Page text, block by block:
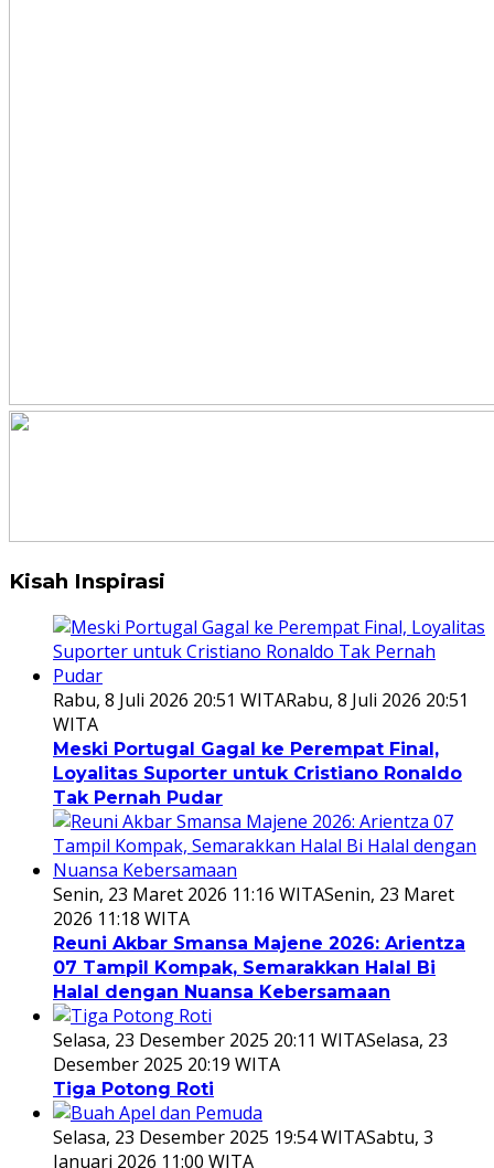
Kisah Inspirasi
Rabu, 8 Juli 2026 20:51 WITARabu, 8 Juli 2026 20:51
WITA
Meski Portugal Gagal ke Perempat Final,
Loyalitas Suporter untuk Cristiano Ronaldo
Tak Pernah Pudar
Senin, 23 Maret 2026 11:16 WITASenin, 23 Maret
2026 11:18 WITA
Reuni Akbar Smansa Majene 2026: Arientza
07 Tampil Kompak, Semarakkan Halal Bi
Halal dengan Nuansa Kebersamaan
Selasa, 23 Desember 2025 20:11 WITASelasa, 23
Desember 2025 20:19 WITA
Tiga Potong Roti
Selasa, 23 Desember 2025 19:54 WITASabtu, 3
Januari 2026 11:00 WITA